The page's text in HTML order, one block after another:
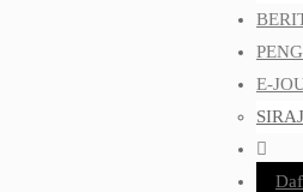
E-